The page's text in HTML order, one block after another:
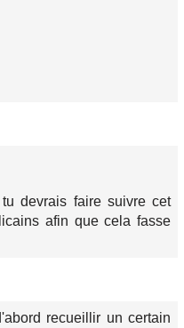
devrais faire suivre cet
afin que cela fasse
recueillir un certain